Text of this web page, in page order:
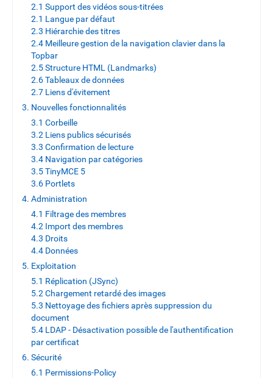
2.1 Support des vidéos sous-titrées
2.1 Langue par défaut
2.3 Hiérarchie des titres
2.4 Meilleure gestion de la navigation clavier dans la
Topbar
2.5 Structure HTML (Landmarks)
2.6 Tableaux de données
2.7 Liens d'évitement
3. Nouvelles fonctionnalités
3.1 Corbeille
3.2 Liens publics sécurisés
3.3 Confirmation de lecture
3.4 Navigation par catégories
3.5 TinyMCE 5
3.6 Portlets
4. Administration
4.1 Filtrage des membres
4.2 Import des membres
4.3 Droits
4.4 Données
5. Exploitation
5.1 Réplication (JSync)
5.2 Chargement retardé des images
5.3 Nettoyage des fichiers après suppression du
document
5.4 LDAP - Désactivation possible de l'authentification
par certificat
6. Sécurité
6.1 Permissions-Policy